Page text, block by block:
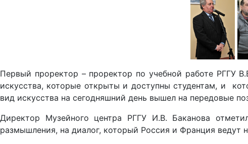
Первый проректор – проректор по учебной работе РГГУ
искусства, которые открыты и доступны студентам, и
вид искусства на сегодняшний день вышел на передовые
Директор Музейного центра РГГУ И.В. Баканова
размышления, на диалог, который Россия и Франция ведут